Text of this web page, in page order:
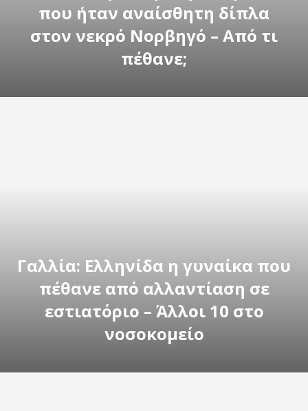
που ήταν αναίσθητη δίπλα
στον νεκρό Νορβηγό – Από τι
πέθανε;
Γαλλία: Ελληνίδα η γυναίκα που
πέθανε από αλλαντίαση σε
εστιατόριο – Άλλοι 10 στο
νοσοκομείο